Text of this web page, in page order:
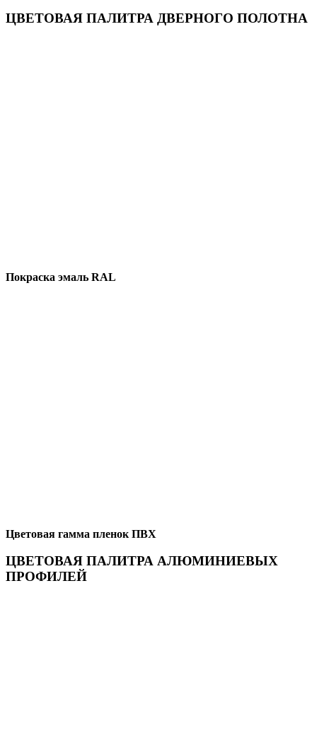
ЦВЕТОВАЯ ПАЛИТРА ДВЕРНОГО ПОЛОТНА
Покраска эмаль RAL
Цветовая гамма пленок ПВХ
ЦВЕТОВАЯ ПАЛИТРА АЛЮМИНИЕВЫХ
ПРОФИЛЕЙ